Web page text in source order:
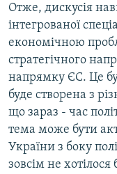
Отже, дискусія
інтегрованої
економічною
стратегічного
напрямку ЄС. Це
буде створена з
що зараз - час
тема може бути
України з боку
зовсім не хотілося